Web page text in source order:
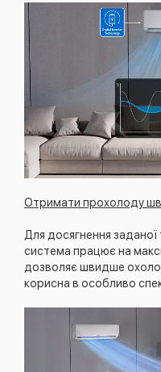
Отримати прохолоду
Для досягнення
система працює на
дозволяє швидше
корисна в особливо